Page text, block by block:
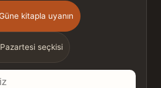
kitapla uyanın
seçkisi